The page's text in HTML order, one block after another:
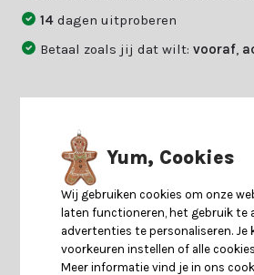
14dagen uitproberen
Betaal zoals jij dat wilt:vooraf
Specificaties
Reviews
Yum, Cookies
Wij gebruiken cookies om onze
laten functioneren, het gebruik te
advertenties te personaliseren. Je
voorkeuren instellen of alle
Meer informatie vind je in ons